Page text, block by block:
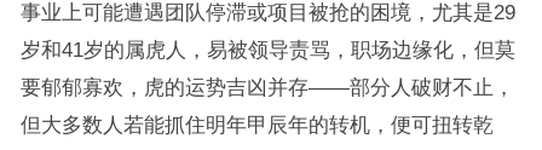
事业上可能遭遇团队停滞或项目被抢的困境，尤其是29
岁和41岁的属虎人，易被领导责骂，职场边缘化，但莫
要郁郁寡欢，虎的运势吉凶并存——部分人破财不止，
但大多数人若能抓住明年甲辰年的转机，便可扭转乾